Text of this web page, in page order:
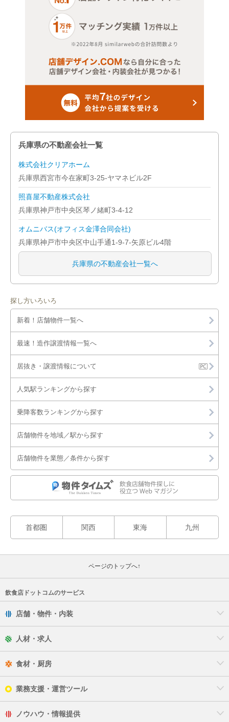
兵庫県の不動産会社一覧
株式会社クリアホーム
兵庫県西宮市今在家町3-25-ヤマネビル2F
照喜屋不動産株式会社
兵庫県神戸市中央区琴ノ緒町3-4-12
オムニバス(オフィス金澤合同会社)
兵庫県神戸市中央区中山手通1-9-7-矢原ビル4階
兵庫県の不動産会社一覧へ
探し方いろいろ
新着！店舗物件一覧へ
最速！造作譲渡情報一覧へ
居抜き・譲渡情報について
人気駅ランキングから探す
乗降客数ランキングから探す
店舗物件を地域／駅から探す
店舗物件を業態／条件から探す
首都圏 関西 東海 九州
ページのトップへ↑
飲食店ドットコムのサービス
店舗・物件・内装
人材・求人
食材・厨房
業務支援・運営ツール
ノウハウ・情報提供